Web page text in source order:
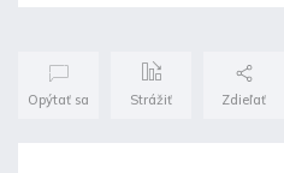
Opýtať sa Strážiť Zdieľať